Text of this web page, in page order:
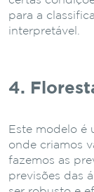
para a
interpretável.
4.
Este modelo é
onde criamos
fazemos as
previsões das